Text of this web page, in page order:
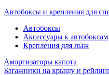
Автобоксы и крепления для
Автобоксы
Аксессуары к автобоксам
Крепления для лыж
Амортизаторы капота
Багажники на крышу и